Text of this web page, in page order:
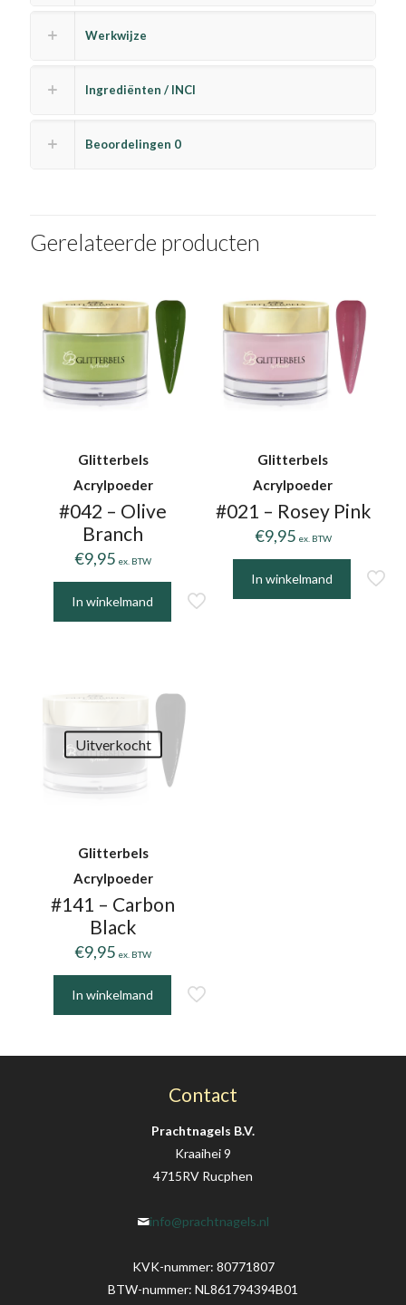
Werkwijze
Ingrediënten / INCI
Beoordelingen 0
Gerelateerde producten
Glitterbels
Acrylpoeder
#042 – Olive
Branch
€9,95 ex. BTW
In winkelmand
Glitterbels
Acrylpoeder
#021 – Rosey Pink
€9,95 ex. BTW
In winkelmand
Uitverkocht
Glitterbels
Acrylpoeder
#141 – Carbon
Black
€9,95 ex. BTW
In winkelmand
Contact
Prachtnagels B.V.
Kraaihei 9
4715RV Rucphen
info@prachtnagels.nl
KVK-nummer: 80771807
BTW-nummer: NL861794394B01